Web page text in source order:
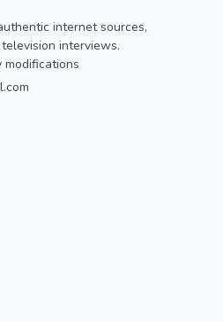
internet sources,
interviews.